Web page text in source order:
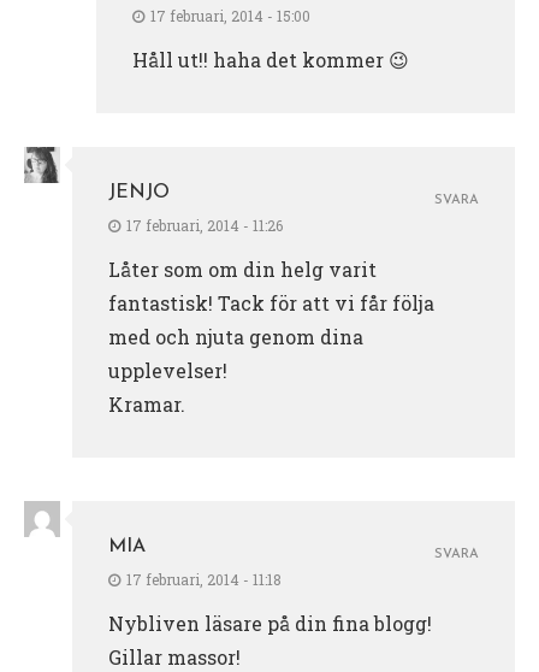
17 februari, 2014 - 15:00
Håll ut!! haha det kommer 😉
JENJO
17 februari, 2014 - 11:26
Låter som om din helg varit
fantastisk! Tack för att vi får följa
med och njuta genom dina
upplevelser!
Kramar.
SVARA
MIA
17 februari, 2014 - 11:18
Nybliven läsare på din fina blogg!
Gillar massor!
SVARA